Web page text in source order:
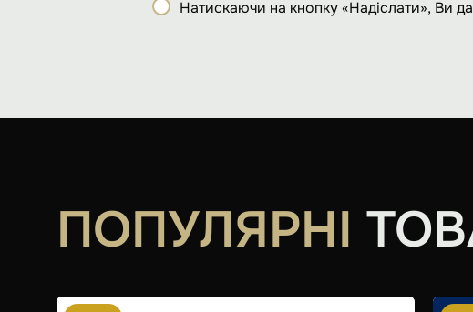
Натискаючи на кнопку «Надіслати», Ви
ПОПУЛЯРНІ